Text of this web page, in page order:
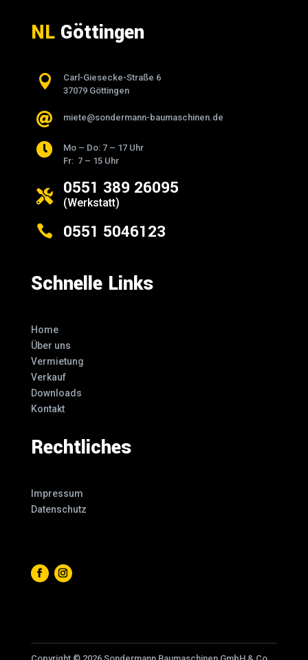
NLGöttingen

Carl-Giesecke-Straße 6
37079 Göttingen
 miete@sondermann-baumaschinen.de

Mo – Do: 7 – 17 Uhr
Fr: 7 – 15 Uhr
 0551 389 26095
(Werkstatt)
 0551 5046123
Schnelle Links
Home
Über uns
Vermietung
Verkauf
Downloads
Kontakt
Rechtliches
Impressum
Datenschutz